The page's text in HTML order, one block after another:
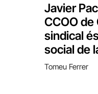
Javier
CCOO
sindical
social de
Tomeu Ferrer